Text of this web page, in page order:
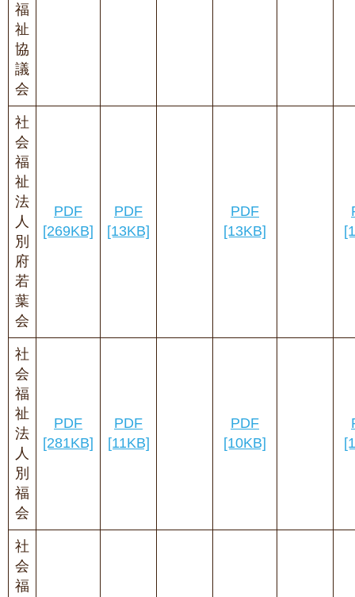
福
祉
協
議
会
社
会
福
祉
法
人
別
府
若
葉
会
PDF
[269KB]
PDF
[13KB]
PDF
[13KB]
社
会
福
祉
法
人
別
福
会
PDF
[281KB]
PDF
[11KB]
PDF
[10KB]
社
会
福